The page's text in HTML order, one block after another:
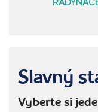
Slavný
Vyberte si